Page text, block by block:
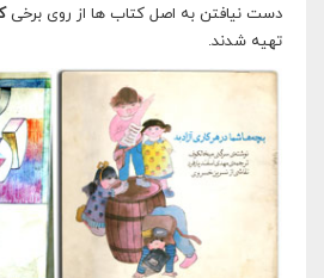
دست نیافتن به اصل کتاب ها از روی برخی
تهیه شدند.